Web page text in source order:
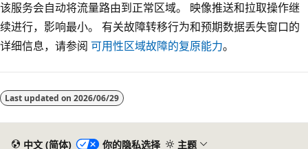
该服务会自动将流量路由到正常区域。 映像推送和拉取操作继
续进行，影响最小。 有关故障转移行为和预期数据丢失窗口的
详细信息，请参阅 可用性区域故障的复原能力。
Last updated on 2026/06/29
中文 (简体) 你的隐私选择 主题